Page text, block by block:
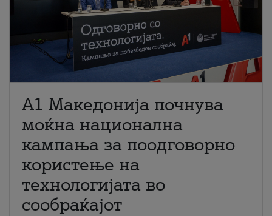
A1 Македонија почнува
моќна национална
кампања за поодговорно
користење на
технологијата во
сообраќајот